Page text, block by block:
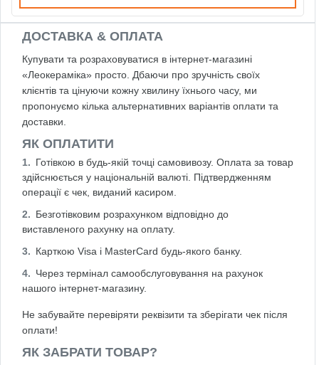
ДОСТАВКА & ОПЛАТА
Купувати та розраховуватися в інтернет-магазині
«Леокераміка» просто. Дбаючи про зручність своїх
клієнтів та цінуючи кожну хвилину їхнього часу, ми
пропонуємо кілька альтернативних варіантів оплати та
доставки.
ЯК ОПЛАТИТИ
Готівкою в будь-якій точці самовивозу. Оплата за товар
здійснюється у національній валюті. Підтвердженням
операції є чек, виданий касиром.
Безготівковим розрахунком відповідно до
виставленого рахунку на оплату.
Карткою Visa і MasterCard будь-якого банку.
Через термінал самообслуговування на рахунок
нашого інтернет-магазину.
Не забувайте перевіряти реквізити та зберігати чек після
оплати!
ЯК ЗАБРАТИ ТОВАР?